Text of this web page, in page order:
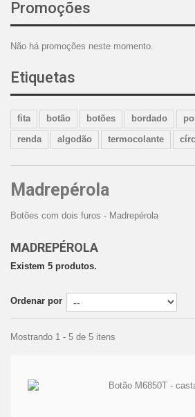
Promoções
Não há promoções neste momento.
Etiquetas
fita botão botões bordado
renda
algodão termocolante
Madrepérola
Botões com dois furos - Madrepérola
MADREPÉROLA
Existem 5 produtos.
Ordenar por
Mostrando 1 - 5 de 5 itens